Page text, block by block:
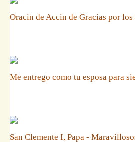
Oracin de Accin de Gracias por los
Me entrego como tu esposa para
San Clemente I, Papa -